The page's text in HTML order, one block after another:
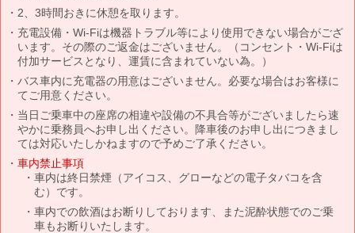
2、3時間おきに休憩を取ります。
充電設備・Wi-Fiは機器トラブル等により使用できない場合がござ
います。その際のご返金はございません。（コンセント・Wi-Fiは
付加サービスとなり、運賃に含まれていない為。）
バス車内に充電器の用意はございません。必要な場合はお客様に
てご用意ください。
当日ご乗車中の座席の相違や設備の不具合等がございましたら速
やかに乗務員へお申し出ください。降車後のお申し出につきまし
ては対応いたしかねますので予めご了承ください。
車内禁止事項
車内は終日禁煙（アイコス、グローなどの電子タバコを含
む）です。
車内での飲酒はお断りしております、また泥酔状態でのご乗
車もお断りいたします。